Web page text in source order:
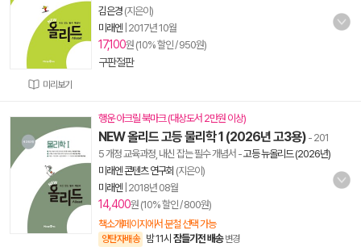
미리보기
김은경 (지은이)
미래엔 2017년 10월
17,100원 (10% 할인 / 950원)
구판절판
행운 아크릴 북마크 (대상도서 2만원 이상)
NEW 올리드 고등 물리학 1 (2026년 고3용) - 201
5 개정 교육과정, 내신 잡는 필수 개념서 -고등 뉴올리드 (2026년)
미래엔 콘텐츠 연구회 (지은이)
미래엔 2018년 08월
14,400원 (10% 할인 / 800원)
책소개페이지에서 분철 선택 가능
양탄자배송 밤 11시 잠들기전 배송 변경